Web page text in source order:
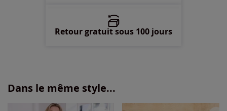
Retour gratuit sous 100 jours
Dans le même style...